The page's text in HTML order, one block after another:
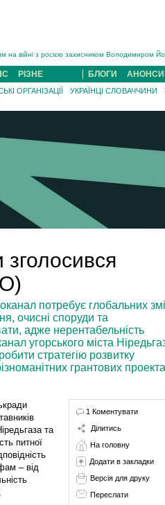
на війні з росією захисником Володимиром
захисником Богданом Югасом, який два роки
на Хустщині Юліана Гербея (ФОТО)[/
Ігнат Роздяловський (ФОТО)...
трьох авто постраждали 13 людей (ФОТО)...
судитимуть за обвинувачен...
РІЗНЕ БЛОГИ АНОНСИ
ОРГАНІЗАЦІЇ УКРАЇНЦІ СЛОВАЧЧИНИ
зголосився
потребує глобальних
очисні споруди та
адже нерентабельність
угорського міста
стратегію розвитку
грантових
та
питної
– від
1 Коментувати
Ділитись
На головну
Додати в закладки
Версія для друку
Переслати